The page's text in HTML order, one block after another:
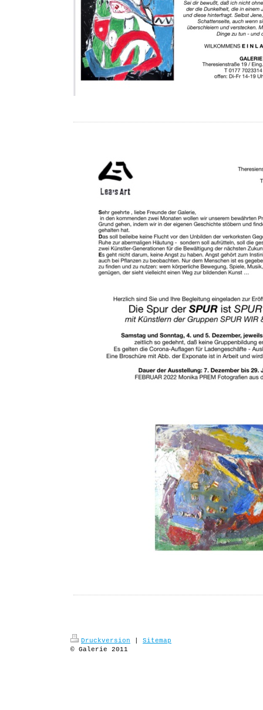
Druckversion
Sitemap
© Galerie 2011